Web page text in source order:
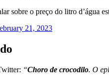
sobre o preço do litro d’água
21, 2023
“Choro de crocodilo. O